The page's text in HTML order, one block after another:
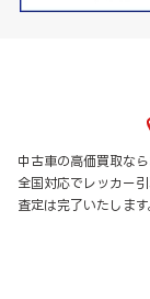
中古車の高価買取なら
全国対応でレッカー
査定は完了いたします